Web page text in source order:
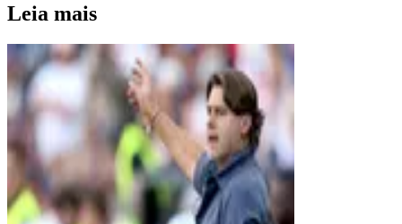
Leia mais